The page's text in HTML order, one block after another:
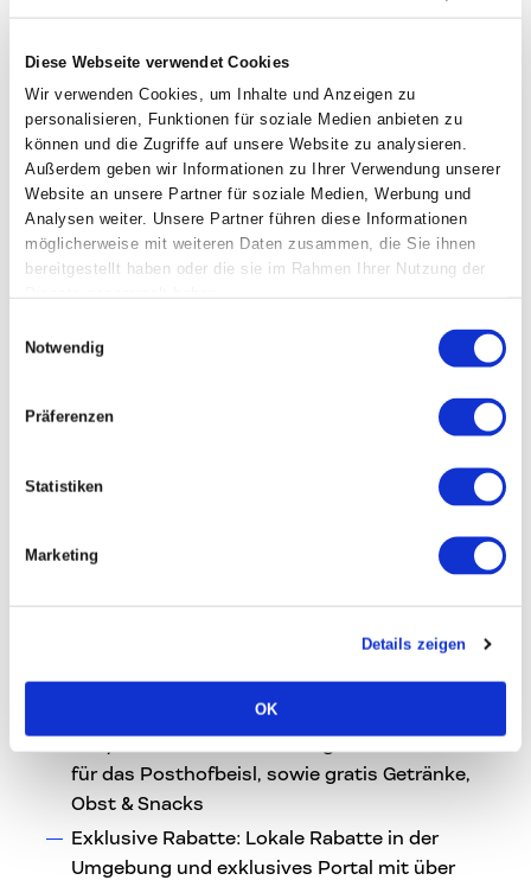
Diese Webseite verwendet Cookies
Wir verwenden Cookies, um Inhalte und Anzeigen zu
personalisieren, Funktionen für soziale Medien anbieten zu
können und die Zugriffe auf unsere Website zu analysieren.
Außerdem geben wir Informationen zu Ihrer Verwendung unserer
Website an unsere Partner für soziale Medien, Werbung und
Analysen weiter. Unsere Partner führen diese Informationen
möglicherweise mit weiteren Daten zusammen, die Sie ihnen
bereitgestellt haben oder die sie im Rahmen Ihrer Nutzung der
Notwendig
Präferenzen
Statistiken
Marketing
Details zeigen
OK
Erfahrung mit KI-Bildgenerierung (Midjourney,
Adobe Firefly)
Dein Gehalt richtet sich nach deiner Qualifikation
und Erfahrung. Entsprechend deiner Seniorität
bieten wir eine deutliche Überzahlung des
kollektivvertraglichen Mindestgehalts.
Gesetzlicher Hinweis: Für diese Position gilt der
3.267,00 € brutto pro Monat (Basis 14x/Jahr).
Benefits
Woche
Bonus
State-of-the-art Setup: MacBook Pro, 4K-
Monitor & höhenverstellbarer Tisch
für das Posthofbeisl, sowie gratis Getränke,
Obst & Snacks
Exklusive Rabatte: Lokale Rabatte in der
Umgebung und exklusives Portal mit über